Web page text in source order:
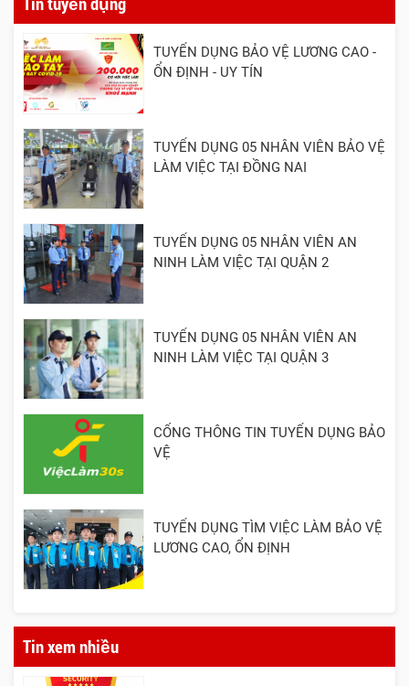
TUYỂN DỤNG BẢO VỆ LƯƠNG CAO -
ỔN ĐỊNH - UY TÍN
TUYỂN DỤNG 05 NHÂN VIÊN BẢO VỆ
LÀM VIỆC TẠI ĐỒNG NAI
TUYỂN DỤNG 05 NHÂN VIÊN AN
NINH LÀM VIỆC TẠI QUẬN 2
TUYỂN DỤNG 05 NHÂN VIÊN AN
NINH LÀM VIỆC TẠI QUẬN 3
CỔNG THÔNG TIN TUYỂN DỤNG BẢO
VỆ
TUYỂN DỤNG TÌM VIỆC LÀM BẢO VỆ
LƯƠNG CAO, ỔN ĐỊNH
Tin xem nhiều